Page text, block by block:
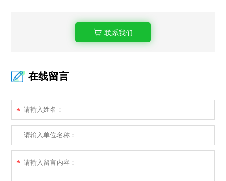
联系我们
在线留言
*
*